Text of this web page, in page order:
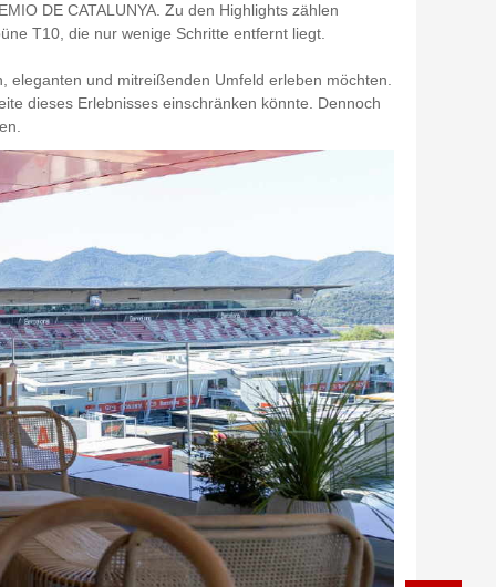
DE CATALUNYA. Zu den Highlights zählen
T10, die nur wenige Schritte entfernt liegt.
und mitreißenden Umfeld erleben möchten.
dieses Erlebnisses einschränken könnte. Dennoch